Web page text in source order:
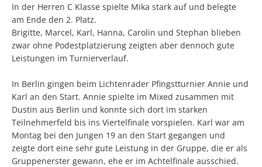
In der Herren C Klasse spielte Mika stark auf und belegte
am Ende den 2. Platz.
Brigitte, Marcel, Karl, Hanna, Carolin und Stephan blieben
zwar ohne Podestplatzierung zeigten aber dennoch gute
Leistungen im Turnierverlauf.
In Berlin gingen beim Lichtenrader Pfingstturnier Annie und
Karl an den Start. Annie spielte im Mixed zusammen mit
Dustin aus Berlin und konnte sich dort im starken
Teilnehmerfeld bis ins Viertelfinale vorspielen. Karl war am
Montag bei den Jungen 19 an den Start gegangen und
zeigte dort eine sehr gute Leistung in der Gruppe, die er als
Gruppenerster gewann, ehe er im Achtelfinale ausschied.